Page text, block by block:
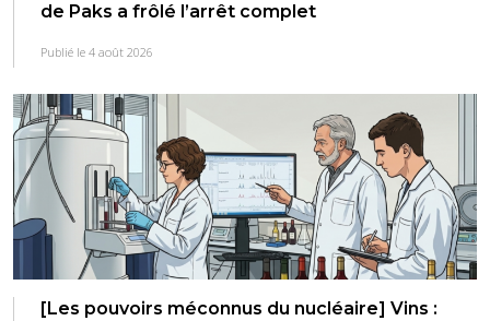
de Paks a frôlé l’arrêt complet
Publié le 4 août 2026
[Les pouvoirs méconnus du nucléaire] Vins :